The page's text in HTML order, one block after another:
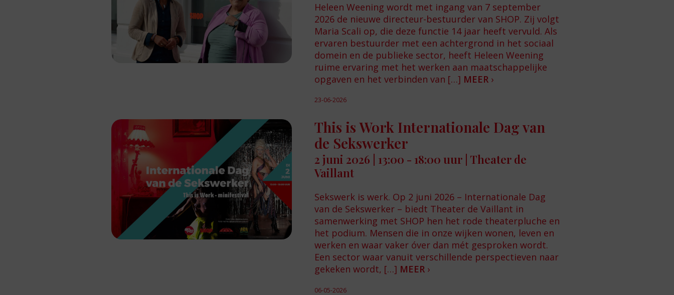
Heleen Weening wordt met ingang van 7 september
2026 de nieuwe directeur-bestuurder van SHOP. Zij volgt
Maria Scali op, die deze functie 14 jaar heeft vervuld. Als
ervaren bestuurder met een achtergrond in het sociaal
domein en de publieke sector, heeft Heleen Weening
ruime ervaring met het werken aan maatschappelijke
opgaven en het verbinden van […] MEER ›
23-06-2026
This is Work Internationale Dag van
de Sekswerker
2 juni 2026 | 13:00 - 18:00 uur | Theater de
Vaillant
Sekswerk is werk. Op 2 juni 2026 – Internationale Dag
van de Sekswerker – biedt Theater de Vaillant in
samenwerking met SHOP hen het rode theaterpluche en
het podium. Mensen die in onze wijken wonen, leven en
werken en waar vaker óver dan mét gesproken wordt.
Een sector waar vanuit verschillende perspectieven naar
gekeken wordt, […] MEER ›
06-05-2026